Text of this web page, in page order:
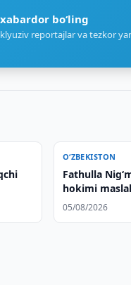
bo‘ling
reportajlar va tezkor
O‘ZBEKISTON
Fathulla
hokimi
05/08/2026